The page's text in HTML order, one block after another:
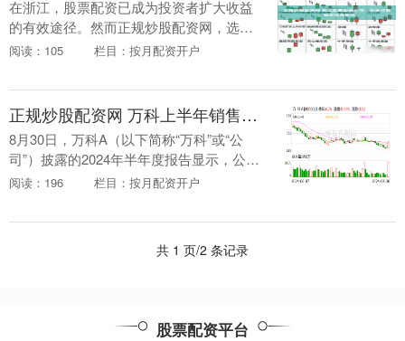
在浙江，股票配资已成为投资者扩大收益
的有效途径。然而正规炒股配资网，选择
一家安全可靠的配资公司至关重要。 选择
保资金安全和交....
阅读：105 栏目：按月配资开户
正规炒股配资网 万科上半年销售回款近1300亿元
8月30日，万科A（以下简称“万科”或“公
司”）披露的2024年半年度报告显示，公司
报告期内实现营业收入1427.79亿元。其
阅读：196 栏目：按月配资开户
共 1 页/2 条记录
股票配资平台